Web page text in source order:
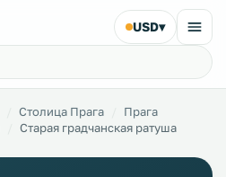
USD▾
Столица Прага
Прага
Старая градчанская ратуша